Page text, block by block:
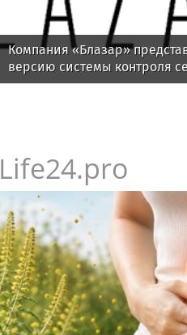
Компания «Блазар»
версию системы контроля
Blazar NAC 3.0
Life24.pro